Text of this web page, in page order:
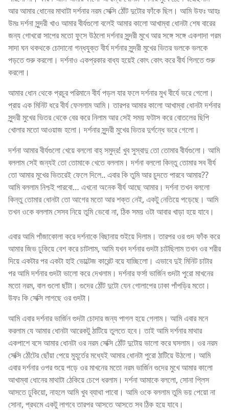
আর আমার ধোনের মাথাটা দর্শনার নরম সেক্সি ঠোঁট দুটোর ফাঁকে ছিল। আমি উফঃ আহঃ
উমঃ দর্শনা সুন্দরী খাও আমার বীর্যগুলো বলেই আমার কালো আখাম্বা ধোনটা শেষ বারের
জন্য গোখরো সাপের মতো ফুসে উঠলো দর্শনার সুন্দরী মুখে আর সঙ্গে সঙ্গে একগাদা গরম
সাদা ঘন থকথকে চোদানো গন্ধযুক্ত বীর্য দর্শনার সুন্দরী মুখের ভিতর ভলকে ভলকে
পড়তে শুরু করলো। দর্শনাও একপ্রকার বাধ্য হয়েই কোৎ কোৎ করে বীর্য গিলতে শুরু
করলো।
আমার ধোন থেকে প্রচুর পরিমানে বীর্য পড়ল যার ফলে দর্শনার মুখ বীর্যে ভরে গেলো।
প্রায় এক মিনিট ধরে বীর্য ফেললাম আমি। তারপর আমার কালো আখাম্বা ধোনটা দর্শনার
সুন্দরী মুখের ভিতর থেকে বের করে নিলাম আর সেই সময় ফটাস করে বোতলের ছিপি
খোলার মতো আওয়াজ হলো। দর্শনার সুন্দরী মুখের ভিতর দুর্গন্ধে ভরে গেলো।
দর্শনা আমার বীর্যগুলো খেয়ে বললো বাহ্ সমুদ্র! খুব সুস্বাদু তো তোমার বীর্যগুলো। আমি
বললাম সেই জন্যই তো তোমাকে খেতে বললাম। দর্শনা বললো কিন্তু তোমার সব বীর্য
তো আমার মুখের ভিতরেই ফেলে দিলে.. এবার কি তুমি আর চুদতে পারবে আমায়??
আমি বললাম নিশ্চই পারবো… এখনো অনেক বীর্য আছে আমার। দর্শনা তখন বললো
কিন্তু তোমার ধোনটা তো আগের মতো আর শক্ত নেই, একটু নেতিয়ে পড়েছে। আমি
তখন ওকে বললাম সেসব নিয়ে তুমি ভেবো না, ঠিক সময় ওটা আবার খাড়া হয়ে যাবে।
এবার আমি পাঁজাকোলা করে দর্শনাকে বিছানায় শুইয়ে দিলাম। তারপর ওর গুদ ফাঁক করে
আমার জিভ ঢুকিয়ে বেশ করে চাটলাম, আমি যখন দর্শনার গুদটা চাটছিলাম তখন ওর শরীর
দিয়ে একটার পর একটা হাই ভোল্টেজ কারেন্ট বয়ে যাচ্ছিলো। এভাবে দুই মিনিট চাটার
পর আমি দর্শনার গুদটা ভালো করে দেখলাম। দর্শনার ফর্সা ভার্জিন গুদটা পুরো মাখনের
মতো নরম, বাল গুলো ছাঁটা। গুদের ঠোঁট দুটো যেন গোলাপের ঢাকা পাঁপড়ির মতো।
উফঃ কি সেক্সি লাগছে ওর গুদটা।
আমি এবার দর্শনার ভার্জিন গুদটা চোদার জন্য পাগল হয়ে গেলাম। আমি এবার মনে
করলাম যে আমার ধোনটা আরেকটু ঠাটিয়ে তুলতে হবে। তাই আমি দর্শনার মাথার
একপাশে বসে আমার ধোনটা ওর নরম সেক্সি ঠোঁট দুটোয় ভালো করে ঘসলাম। ওর নরম
সেক্সি ঠোঁটের ছোঁয়া পেয়ে মুহূর্তের মধ্যেই আমার ধোনটা পুরো ঠাটিয়ে উঠলো। আমি
এবার দর্শনার ওপর শুয়ে পড়ে ওর মাখনের মতো নরম ভার্জিন গুদের মুখে আমার কালো
আখাম্বা ধোনের মাথাটা ঠেকিয়ে চেপে ধরলাম। দর্শনা আমাকে বললো, সোনা প্লিস
আসতে ঢুকিয়ো, নাহলে আমি খুব ব্যাথা পাবো। আমি ওকে বললাম তুমি ভয় পেয়ো না
সোনা, প্রথমে একটু লাগবে তারপর আসতে আসতে সব ঠিক হয়ে যাবে।